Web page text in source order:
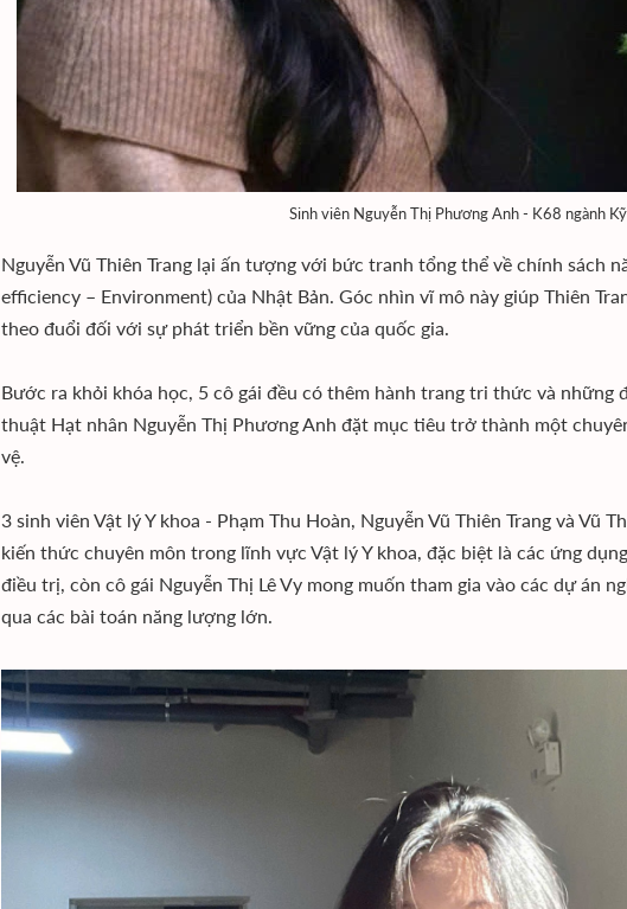
Sinh viên Nguyễn Thị Phương Anh - K68 ngành
Nguyễn Vũ Thiên Trang lại ấn tượng với bức tranh tổng thể về chính sách
efficiency – Environment) của Nhật Bản. Góc nhìn vĩ mô này giúp Thiên
theo đuổi đối với sự phát triển bền vững của quốc gia.
Bước ra khỏi khóa học, 5 cô gái đều có thêm hành trang tri thức và những
thuật Hạt nhân Nguyễn Thị Phương Anh đặt mục tiêu trở thành một
vệ.
3 sinh viên Vật lý Y khoa - Phạm Thu Hoàn, Nguyễn Vũ Thiên Trang và Vũ
kiến thức chuyên môn trong lĩnh vực Vật lý Y khoa, đặc biệt là các ứng
điều trị, còn cô gái Nguyễn Thị Lê Vy mong muốn tham gia vào các dự án
qua các bài toán năng lượng lớn.